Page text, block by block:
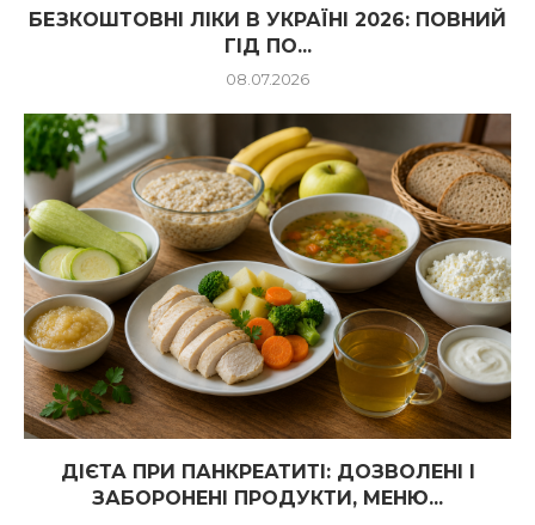
БЕЗКОШТОВНІ ЛІКИ В УКРАЇНІ 2026: ПОВНИЙ
ГІД ПО...
08.07.2026
ДІЄТА ПРИ ПАНКРЕАТИТІ: ДОЗВОЛЕНІ І
ЗАБОРОНЕНІ ПРОДУКТИ, МЕНЮ...